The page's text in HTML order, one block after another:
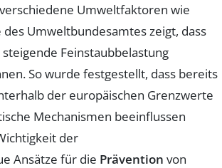
Umweltfaktoren wie
des Umweltbundesamtes zeigt, dass
Feinstaubbelastung
So wurde festgestellt, dass bereits
der europäischen Grenzwerte
Mechanismen beeinflussen
der
Ansätze für die Prävention von